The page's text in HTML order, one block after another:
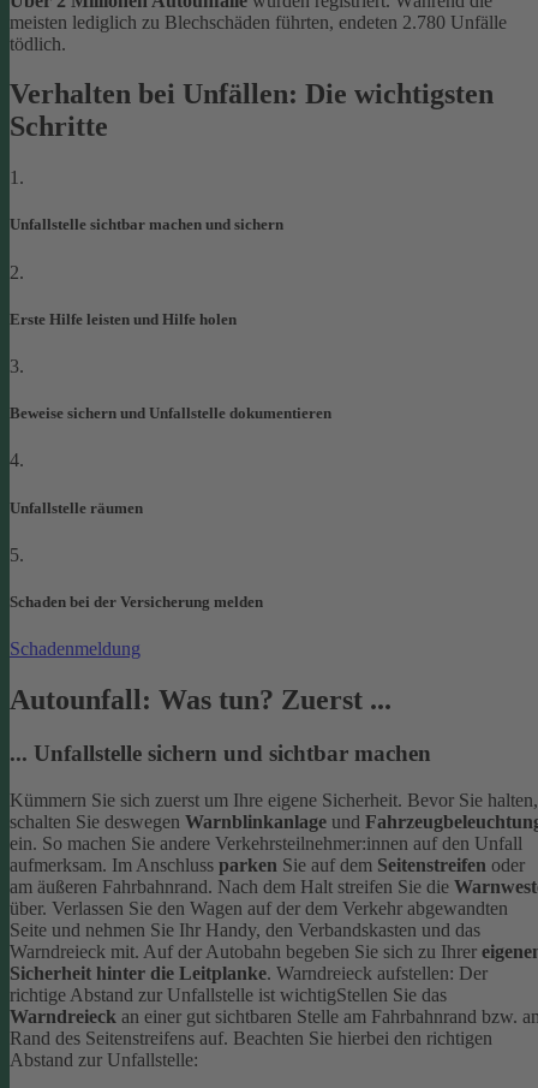
meisten lediglich zu Blechschäden führten, endeten 2.780 Unfälle
tödlich.
Verhalten bei Unfällen: Die wichtigsten
Schritte
1.
Unfallstelle sichtbar machen und sichern
2.
Erste Hilfe leisten und Hilfe holen
3.
Beweise sichern und Unfallstelle dokumentieren
4.
Unfallstelle räumen
5.
Schaden bei der Versicherung melden
Schadenmeldung
Autounfall: Was tun? Zuerst ...
... Unfallstelle sichern und sichtbar machen
Kümmern Sie sich zuerst um Ihre eigene Sicherheit. Bevor Sie halten,
schalten Sie deswegen Warnblinkanlage und
ein. So machen Sie andere Verkehrsteilnehmer:innen auf den Unfall
aufmerksam. Im Anschluss parken Sie auf dem Seitenstreifen oder
am äußeren Fahrbahnrand. Nach dem Halt streifen Sie die
über. Verlassen Sie den Wagen auf der dem Verkehr abgewandten
Seite und nehmen Sie Ihr Handy, den Verbandskasten und das
Warndreieck mit. Auf der Autobahn begeben Sie sich zu Ihrer
Sicherheit hinter die Leitplanke. Warndreieck aufstellen: Der
richtige Abstand zur Unfallstelle ist wichtigStellen Sie das
Warndreieck an einer gut sichtbaren Stelle am Fahrbahnrand bzw.
Rand des Seitenstreifens auf. Beachten Sie hierbei den richtigen
Abstand zur Unfallstelle: